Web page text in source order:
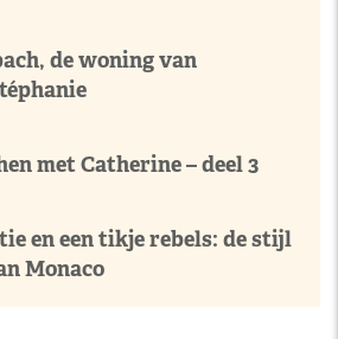
de woning van
met Catherine – deel 3
en een tikje rebels: de stijl
Monaco